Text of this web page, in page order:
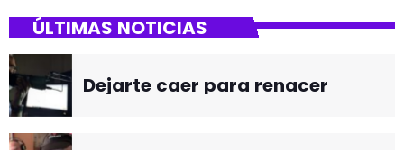
ÚLTIMAS NOTICIAS
Dejarte caer para renacer